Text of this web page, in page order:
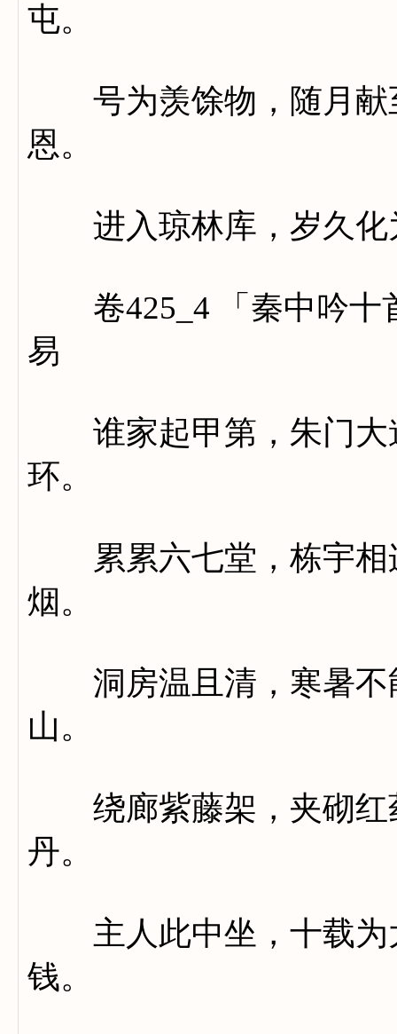
屯。
号为羡馀物，随月献
恩。
进入琼林库，岁久化
卷425_4 「秦中吟十
易
谁家起甲第，朱门大
环。
累累六七堂，栋宇相
烟。
洞房温且清，寒暑不
山。
绕廊紫藤架，夹砌红
丹。
主人此中坐，十载为
钱。